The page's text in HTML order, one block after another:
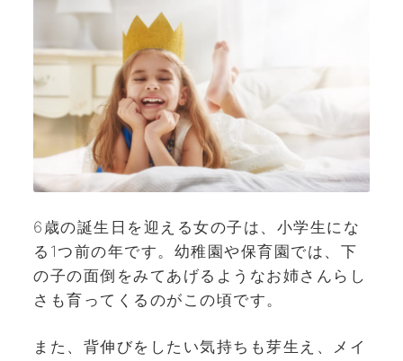
6歳の誕生日を迎える女の子は、小学生にな
る1つ前の年です。幼稚園や保育園では、下
の子の面倒をみてあげるようなお姉さんらし
さも育ってくるのがこの頃です。
また、背伸びをしたい気持ちも芽生え、メイ